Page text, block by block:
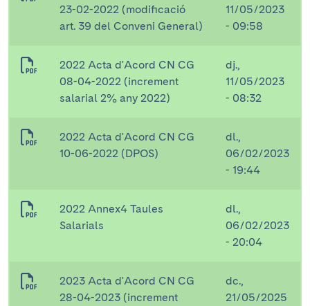
23-02-2022 (modificació
art. 39 del Conveni General)
11/05/2023
- 09:58
2022 Acta d'Acord CN CG
08-04-2022 (increment
salarial 2% any 2022)
dj.,
11/05/2023
- 08:32
2022 Acta d'Acord CN CG
10-06-2022 (DPOS)
dl.,
06/02/2023
- 19:44
2022 Annex4 Taules
Salarials
dl.,
06/02/2023
- 20:04
2023 Acta d'Acord CN CG
28-04-2023 (increment
dc.,
21/05/2025